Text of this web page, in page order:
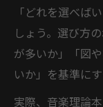
「どれを選べば
しょう。選び方
が多いか」「図
いか」を基準にす
実際、音楽理論